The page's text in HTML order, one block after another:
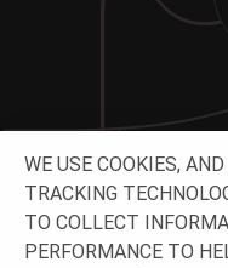
WE USE COOKIES,
TRACKING
TO COLLECT
PERFORMANCE TO